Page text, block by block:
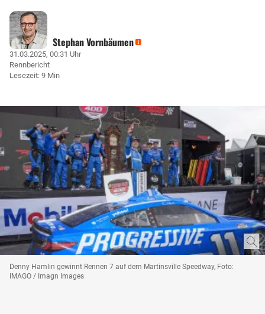
Stephan Vornbäumen
31.03.2025, 00:31 Uhr
Rennbericht
Lesezeit: 9 Min
Denny Hamlin gewinnt Rennen 7 auf dem Martinsville Speedway, Foto:
IMAGO / Imagn Images